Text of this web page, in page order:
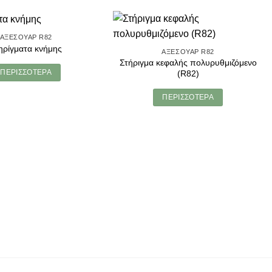
ΑΞΕΣΟΥΆΡ R82
κνήμης
ΠΕΡΙΣΣΌΤΕΡΑ
ΑΞΕΣΟΥΆΡ R82
Στήριγμα κεφαλής πολυρυθμιζόμενο
(R82)
ΠΕΡΙΣΣΌΤΕΡΑ